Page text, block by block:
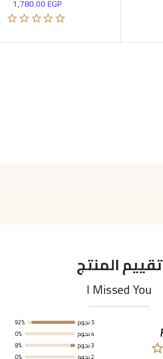
1,780.00EGP
تقييم المنتج
I Missed You
5 نجوم
92%
4 نجوم
0%
3 نجوم
8%
2 نجوم
0%